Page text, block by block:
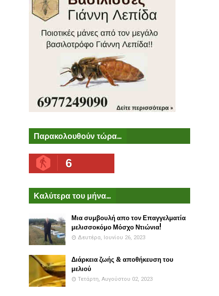
Παρακολουθούν τώρα...
6
Καλύτερα του μήνα...
Μια συμβουλή απο τον Επαγγελματία
μελισσοκόμο Μόσχο Ντιώνια!
Δευτέρα, Ιουνίου 26, 2023
Διάρκεια ζωής & αποθήκευση του
μελιού
Τετάρτη, Αυγούστου 02, 2023